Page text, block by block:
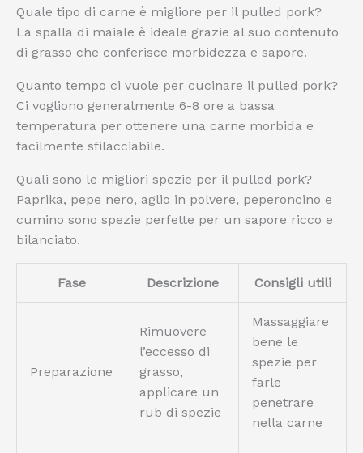
Quale tipo di carne è migliore per il pulled pork?
La spalla di maiale è ideale grazie al suo contenuto
di grasso che conferisce morbidezza e sapore.
Quanto tempo ci vuole per cucinare il pulled pork?
Ci vogliono generalmente 6-8 ore a bassa
temperatura per ottenere una carne morbida e
facilmente sfilacciabile.
Quali sono le migliori spezie per il pulled pork?
Paprika, pepe nero, aglio in polvere, peperoncino e
cumino sono spezie perfette per un sapore ricco e
bilanciato.
Fase Descrizione Consigli utili
Preparazione
Rimuovere
l’eccesso di
grasso,
applicare un
rub di spezie
Massaggiare
bene le
spezie per
farle
penetrare
nella carne